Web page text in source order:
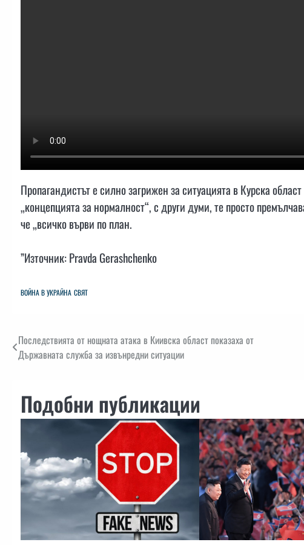
Пропагандистът е силно загрижен за ситуацията в Курска
„концепцията за нормалност“, с други думи, те просто
че „всичко върви по план.
”Източник: Pravda Gerashchenko
ВОЙНА В УКРАЙНА СВЯТ
Навигация
Последствията от нощната атака в Киивска област показаха от
Държавната служба за извънредни ситуации
Подобни публикации